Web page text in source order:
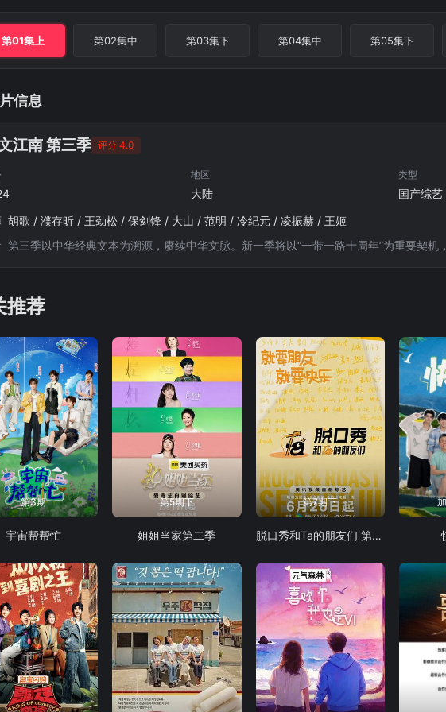
第01集上 第02集中 第03集下 第04集中 第05集下
信息
江南 第三季 评分 4.0
地区
大陆
类型
国产综
胡歌 / 濮存昕 / 王劲松 / 保剑锋 / 大山 / 范明 / 冷纪元 / 凌振赫 / 王姬
第三季以中华经典文本为溯源，赓续中华文脉。新一季将以“一带一路十周年”为重要契机
推荐
第3期
宇宙帮帮忙
第5期下
姐姐当家第二季
第7期下
脱口秀和Ta的朋友们 第三季